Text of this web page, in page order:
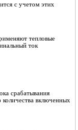
с учетом этих
тепловые
ток
срабатывания
включенных